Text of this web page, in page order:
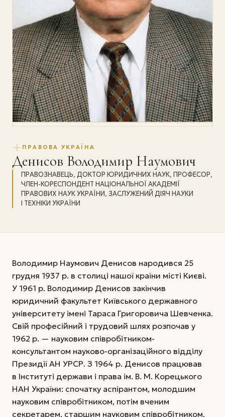
ПРАВОВА УКРАЇНА
Денисов Володимир Наумович
ПРАВОЗНАВЕЦЬ, ДОКТОР ЮРИДИЧНИХ НАУК, ПРОФЕСОР,
ЧЛЕН-КОРЕСПОНДЕНТ НАЦІОНАЛЬНОЇ АКАДЕМІЇ
ПРАВОВИХ НАУК УКРАЇНИ, ЗАСЛУЖЕНИЙ ДІЯЧ НАУКИ
І ТЕХНІКИ УКРАЇНИ
Володимир Наумович Денисов народився 25
грудня 1937 р. в столиці нашої країни місті Києві.
У 1961 р. Володимир Денисов закінчив
юридичний факультет Київського державного
університету імені Тараса Григоровича Шевченка.
Свій професійний і трудовий шлях розпочав у
1962 р. — науковим співробітником-
консультантом науково-організаційного відділу
Президії АН УРСР. З 1964 р. Денисов працював
в Інституті держави і права ім. В. М. Корецького
НАН України: спочатку аспірантом, молодшим
науковим співробітником, потім вченим
секретарем, старшим науковим співробітником,